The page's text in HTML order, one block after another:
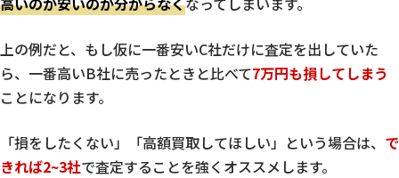
上の例だと、もし仮に一番安いC社だけに査定を出していた
ら、一番高いB社に売ったときと比べて7万円も損してしまう
ことになります。
「損をしたくない」「高額買取してほしい」という場合は、 で
きれば2~3社で査定することを強くオススメします。